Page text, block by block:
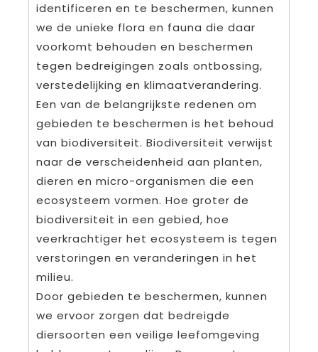
identificeren en te beschermen, kunnen
we de unieke flora en fauna die daar
voorkomt behouden en beschermen
tegen bedreigingen zoals ontbossing,
verstedelijking en klimaatverandering.
Een van de belangrijkste redenen om
gebieden te beschermen is het behoud
van biodiversiteit. Biodiversiteit verwijst
naar de verscheidenheid aan planten,
dieren en micro-organismen die een
ecosysteem vormen. Hoe groter de
biodiversiteit in een gebied, hoe
veerkrachtiger het ecosysteem is tegen
verstoringen en veranderingen in het
milieu.
Door gebieden te beschermen, kunnen
we ervoor zorgen dat bedreigde
diersoorten een veilige leefomgeving